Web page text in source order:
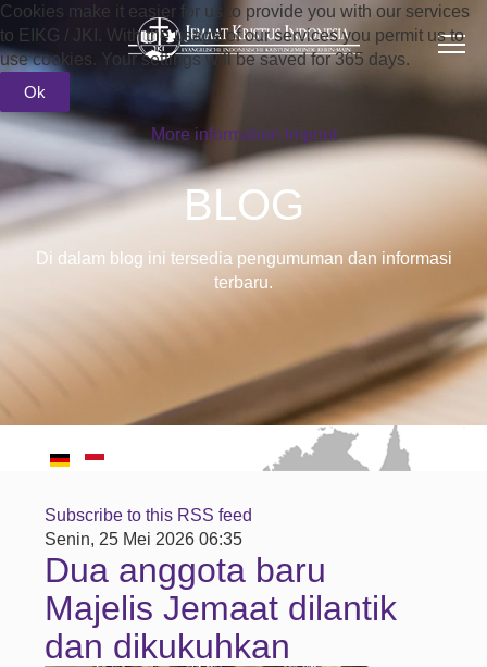
BLOG
Di dalam blog ini tersedia pengumuman dan informasi
terbaru.
Subscribe to this RSS feed
Senin, 25 Mei 2026 06:35
Dua anggota baru
Majelis Jemaat dilantik
dan dikukuhkan
Cookies make it easier for us to provide you with our services
to EIKG / JKI. With the usage of our services you permit us to
use cookies. Your settings will be saved for 365 days.
Ok
More information Imprint